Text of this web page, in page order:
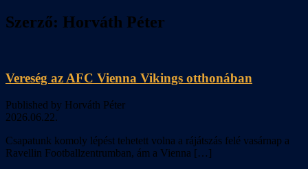
Szerző: Horváth Péter
Vereség az AFC Vienna Vikings otthonában
Published by Horváth Péter
2026.06.22.
Csapatunk komoly lépést tehetett volna a rájátszás felé vasárnap a
Ravellin Footballzentrumban, ám a Vienna […]